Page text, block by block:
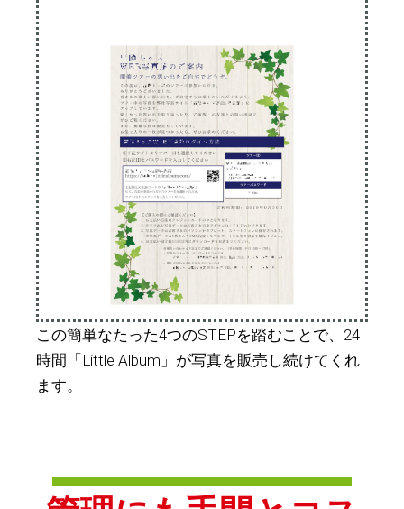
この簡単なたった4つのSTEPを踏むことで、24
時間「Little Album」が写真を販売し続けてくれ
ます。